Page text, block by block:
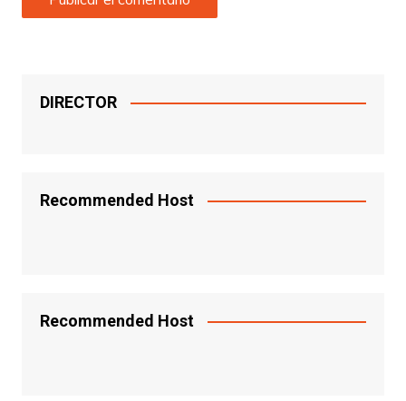
DIRECTOR
Recommended Host
Recommended Host